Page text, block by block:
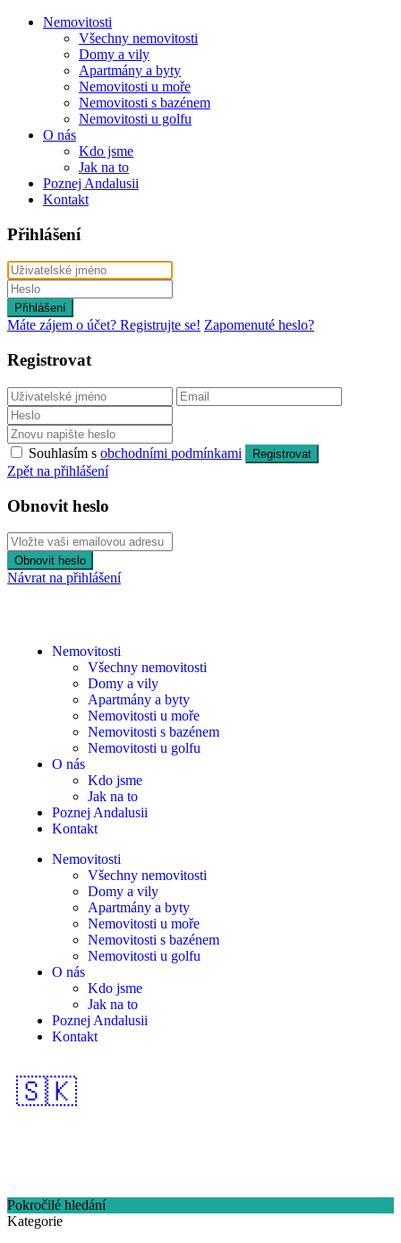
Nemovitosti
Všechny nemovitosti
Domy a vily
Apartmány a byty
Nemovitosti u moře
Nemovitosti s bazénem
Nemovitosti u golfu
O nás
Kdo jsme
Jak na to
Poznej Andalusii
Kontakt
Přihlášení
Přihlášení
Máte zájem o účet? Registrujte se! Zapomenuté heslo?
Registrovat
Souhlasím s obchodními podmínkami Registrovat
Zpět na přihlášení
Obnovit heslo
Obnovit heslo
Návrat na přihlášení
Nemovitosti
Všechny nemovitosti
Domy a vily
Apartmány a byty
Nemovitosti u moře
Nemovitosti s bazénem
Nemovitosti u golfu
O nás
Kdo jsme
Jak na to
Poznej Andalusii
Kontakt
Nemovitosti
Všechny nemovitosti
Domy a vily
Apartmány a byty
Nemovitosti u moře
Nemovitosti s bazénem
Nemovitosti u golfu
O nás
Kdo jsme
Jak na to
Poznej Andalusii
Kontakt
🇸🇰
Pokročilé hledání
Kategorie